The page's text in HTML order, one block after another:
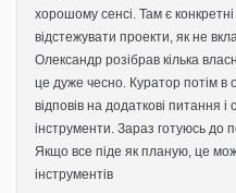
хорошому сенсі. Там є конкретні
відстежувати проекти, як не
Олександр розібрав кілька
це дуже чесно. Куратор потім в
відповів на додаткові питання
інструменти. Зараз готуюсь до
Якщо все піде як планую, це
інструментів